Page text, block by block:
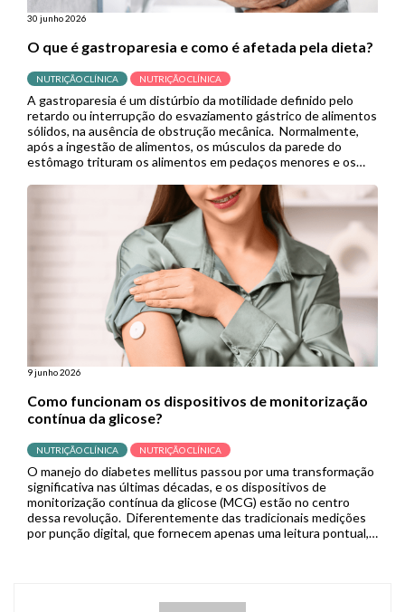
30 junho 2026
O que é gastroparesia e como é afetada pela dieta?
NUTRIÇÃO CLÍNICA NUTRIÇÃO CLÍNICA
A gastroparesia é um distúrbio da motilidade definido pelo
retardo ou interrupção do esvaziamento gástrico de alimentos
sólidos, na ausência de obstrução mecânica. Normalmente,
após a ingestão de alimentos, os músculos da parede do
estômago trituram os alimentos em pedaços menores e os
Porém, quando se […]
9 junho 2026
Como funcionam os dispositivos de monitorização
contínua da glicose?
NUTRIÇÃO CLÍNICA NUTRIÇÃO CLÍNICA
O manejo do diabetes mellitus passou por uma transformação
significativa nas últimas décadas, e os dispositivos de
monitorização contínua da glicose (MCG) estão no centro
dessa revolução. Diferentemente das tradicionais medições
por punção digital, que fornecem apenas uma leitura pontual,